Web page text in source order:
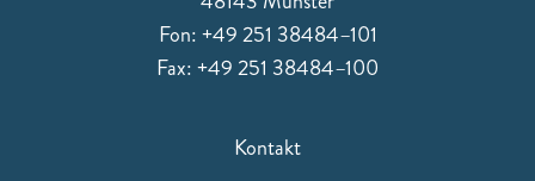
Fon: +49 251 38484–101
Fax: +49 251 38484–100
Kontakt